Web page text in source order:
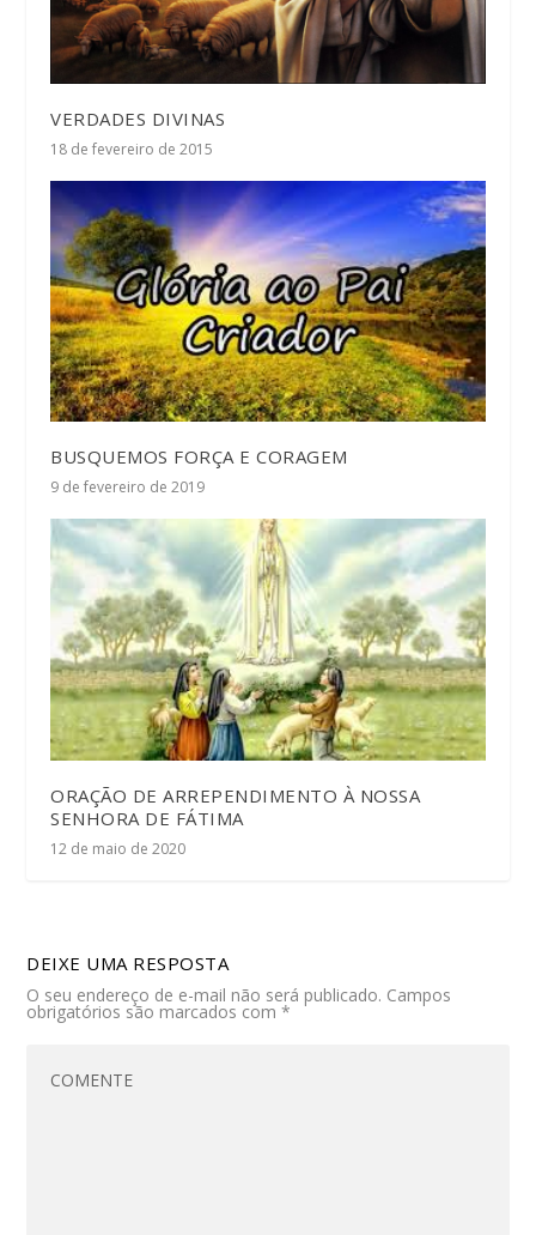
VERDADES DIVINAS
18 de fevereiro de 2015
BUSQUEMOS FORÇA E CORAGEM
9 de fevereiro de 2019
ORAÇÃO DE ARREPENDIMENTO À NOSSA
SENHORA DE FÁTIMA
12 de maio de 2020
DEIXE UMA RESPOSTA
O seu endereço de e-mail não será publicado. Campos
obrigatórios são marcados com*